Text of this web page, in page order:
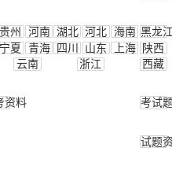
贵州 河南 湖北 河北 海南 黑龙
宁夏 青海 四川 山东 上海 陕西
云南 浙江 西藏
资料
考试
试题